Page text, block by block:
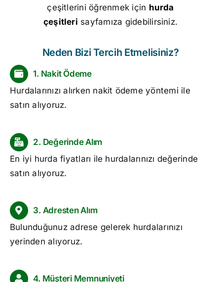
çeşitlerini öğrenmek için hurda
çeşitleri sayfamıza gidebilirsiniz.
Neden Bizi Tercih Etmelisiniz?
1. Nakit Ödeme
Hurdalarınızı alırken nakit ödeme yöntemi ile
satın alıyoruz.
2. Değerinde Alım
En iyi hurda fiyatları ile hurdalarınızı değerinde
satın alıyoruz.
3. Adresten Alım
Bulunduğunuz adrese gelerek hurdalarınızı
yerinden alıyoruz.
4. Müşteri Memnuniyeti